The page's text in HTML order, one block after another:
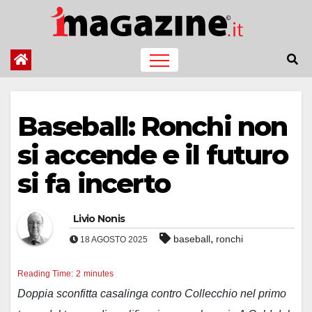
contenuto
Baseball: Ronchi non
si accende e il futuro
si fa incerto
Livio Nonis
18 AGOSTO 2025 baseball, ronchi
Reading Time: 2 minutes
Doppia sconfitta casalinga contro Collecchio nel primo